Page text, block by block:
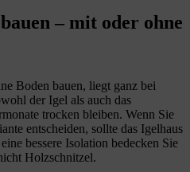
– mit oder ohne
Boden bauen, liegt ganz bei
der Igel als auch das
trocken bleiben. Wenn Sie
entscheiden, sollte das Igelhaus
bessere Isolation bedecken Sie
Holzschnitzel.